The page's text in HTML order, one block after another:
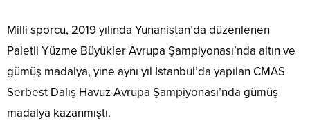
Milli sporcu, 2019 yılında Yunanistan’da düzenlenen
Paletli Yüzme Büyükler Avrupa Şampiyonası’nda altın ve
gümüş madalya, yine aynı yıl İstanbul’da yapılan CMAS
Serbest Dalış Havuz Avrupa Şampiyonası’nda gümüş
madalya kazanmıştı.